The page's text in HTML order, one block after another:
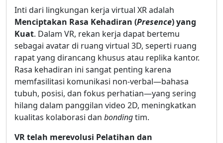
Inti dari lingkungan kerja virtual XR adalah
Menciptakan Rasa Kehadiran (Presence) yang
Kuat. Dalam VR, rekan kerja dapat bertemu
sebagai avatar di ruang virtual 3D, seperti ruang
rapat yang dirancang khusus atau replika kantor.
Rasa kehadiran ini sangat penting karena
memfasilitasi komunikasi non-verbal—bahasa
tubuh, posisi, dan fokus perhatian—yang sering
hilang dalam panggilan video 2D, meningkatkan
kualitas kolaborasi dan bondingtim.
VR telah merevolusi Pelatihan dan